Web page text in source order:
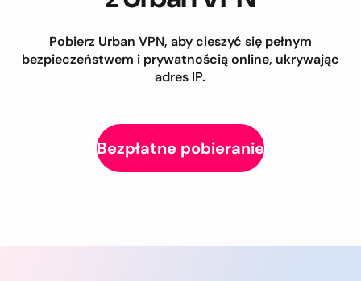
Pobierz Urban VPN, aby cieszyć się pełnym
bezpieczeństwem i prywatnością online, ukrywając
adres IP.
Bezpłatne pobieranie